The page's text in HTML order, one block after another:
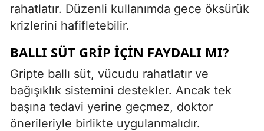
rahatlatır. Düzenli kullanımda gece öksürük
krizlerini hafifletebilir.
BALLI SÜT GRIP IÇIN FAYDALI MI?
Gripte ballı süt, vücudu rahatlatır ve
bağışıklık sistemini destekler. Ancak tek
başına tedavi yerine geçmez, doktor
önerileriyle birlikte uygulanmalıdır.